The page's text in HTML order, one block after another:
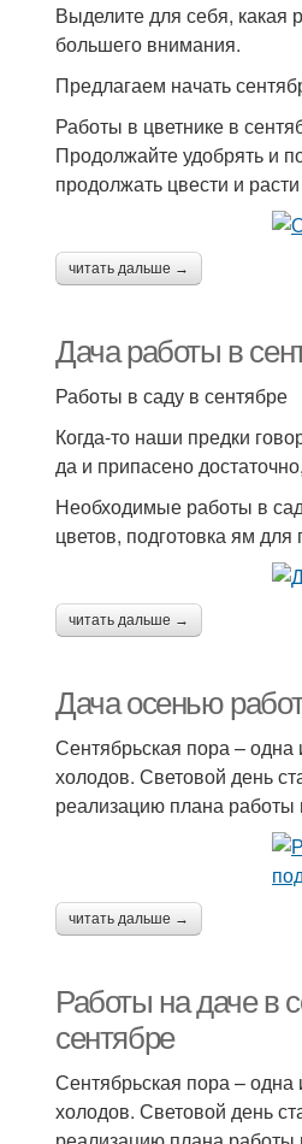
Выделите для себя, какая
большего внимания.
Предлагаем начать
Работы в цветнике в
Продолжайте удобрять и
продолжать цвести и
читать дальше →
Дача работы в
Работы в саду в сентябре
Когда-то наши предки
да и припасено
Необходимые работы в
цветов, подготовка ям
читать дальше →
Дача осенью
Сентябрьская пора –
холодов. Световой день
реализацию плана работы
читать дальше →
Работы на даче в
сентябре
Сентябрьская пора –
холодов. Световой день